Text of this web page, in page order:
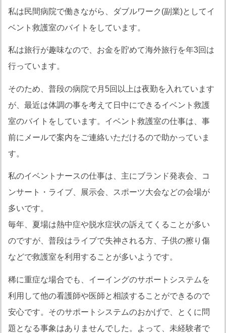
私は民間病院で働きながら、ダブルワーク(副業)としてイ
ベント救護室のバイトをしています。
私は旅行が趣味なので、お金を貯めて海外旅行を年3回は
行っています。
そのため、普段の病院で月5回以上は夜勤を入れています
が、最近は体調の事を考えて日中にできるイベント救護
室のバイトをしています。イベント救護室の仕事は、事
前にメールで案内をご連絡いただけるので助かっていま
す。
私のイベントナースの仕事は、主にブランド発表会、コ
ンサート・ライブ、展示会、スポーツ大会などの会場が
多いです。
毎年、夏場は熱中症や脱水症状の訴えてくることが多い
のですが、普段はライブで失神される方、子供の擦り傷
などで救護室を利用することが多いようです。
稀に重症な場合でも、イーイングのサポートシステムを
利用して他の看護師や医師と相談することができるので
安心です。そのサポートシステムのおかげで、とくに問
題となる事象はありませんでした。よって、未経験者で